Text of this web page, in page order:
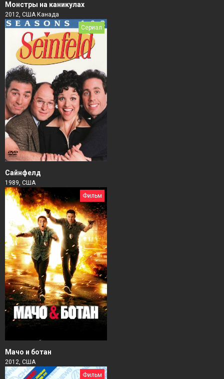
Монстры на каникулах
2012, США Канада
Сериал
Сайнфелд
1989, США
Фильм
Мачо и ботан
2012, США
Фильм